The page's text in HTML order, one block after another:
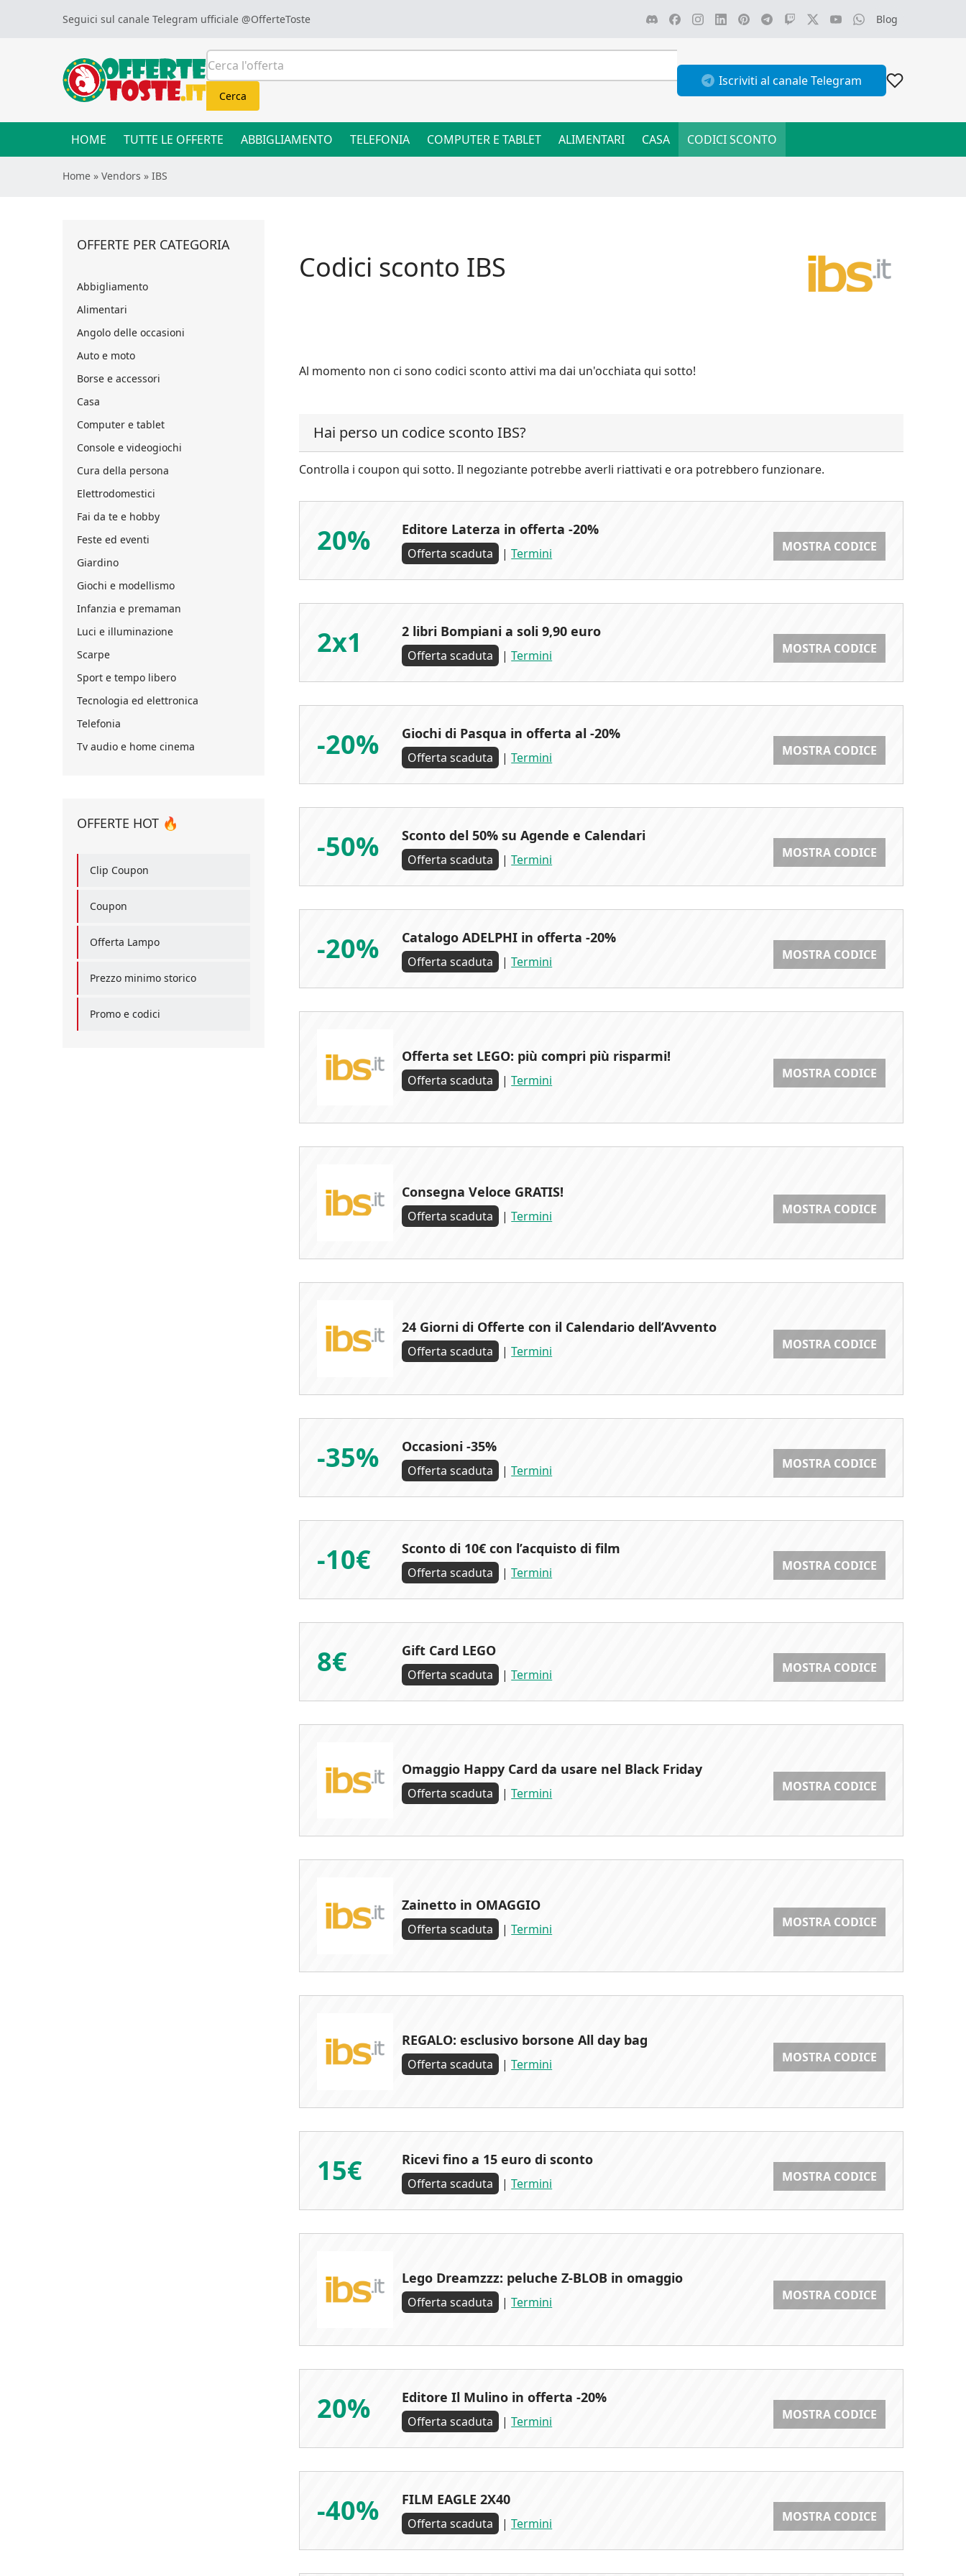
Seguici sul canale Telegram ufficiale @OfferteToste Blog
Cerca:
Cerca
Iscriviti al canale Telegram
HOME TUTTE LE OFFERTE ABBIGLIAMENTO TELEFONIA COMPUTER E TABLET ALIMENTARI CASA CODICI SCONTO
Home » Vendors » IBS
Codici sconto IBS
Al momento non ci sono codici sconto attivi ma dai un'occhiata qui sotto!
Hai perso un codice sconto IBS?
Controlla i coupon qui sotto. Il negoziante potrebbe averli riattivati e ora potrebbero funzionare.
20% Editore Laterza in offerta -20%
Offerta scaduta |Termini MOSTRA CODICE
2x1 2 libri Bompiani a soli 9,90 euro
Offerta scaduta |Termini MOSTRA CODICE
-20% Giochi di Pasqua in offerta al -20%
Offerta scaduta |Termini MOSTRA CODICE
-50% Sconto del 50% su Agende e Calendari
Offerta scaduta |Termini MOSTRA CODICE
-20% Catalogo ADELPHI in offerta -20%
Offerta scaduta |Termini MOSTRA CODICE
Offerta set LEGO: più compri più risparmi!
Offerta scaduta |Termini MOSTRA CODICE
Consegna Veloce GRATIS!
Offerta scaduta |Termini MOSTRA CODICE
24 Giorni di Offerte con il Calendario dell’Avvento
Offerta scaduta |Termini MOSTRA CODICE
-35% Occasioni -35%
Offerta scaduta |Termini MOSTRA CODICE
-10€ Sconto di 10€ con l’acquisto di film
Offerta scaduta |Termini MOSTRA CODICE
8€ Gift Card LEGO
Offerta scaduta |Termini MOSTRA CODICE
Omaggio Happy Card da usare nel Black Friday
Offerta scaduta |Termini MOSTRA CODICE
Zainetto in OMAGGIO
Offerta scaduta |Termini MOSTRA CODICE
REGALO: esclusivo borsone All day bag
Offerta scaduta |Termini MOSTRA CODICE
15€ Ricevi fino a 15 euro di sconto
Offerta scaduta |Termini MOSTRA CODICE
Lego Dreamzzz: peluche Z-BLOB in omaggio
Offerta scaduta |Termini MOSTRA CODICE
20% Editore Il Mulino in offerta -20%
Offerta scaduta |Termini MOSTRA CODICE
-40% FILM EAGLE 2X40
Offerta scaduta |Termini MOSTRA CODICE
OFFERTE PER CATEGORIA
Abbigliamento
Alimentari
Angolo delle occasioni
Auto e moto
Borse e accessori
Casa
Computer e tablet
Console e videogiochi
Cura della persona
Elettrodomestici
Fai da te e hobby
Feste ed eventi
Giardino
Giochi e modellismo
Infanzia e premaman
Luci e illuminazione
Scarpe
Sport e tempo libero
Tecnologia ed elettronica
Telefonia
Tv audio e home cinema
OFFERTE HOT 🔥
Clip Coupon
Coupon
Offerta Lampo
Prezzo minimo storico
Promo e codici